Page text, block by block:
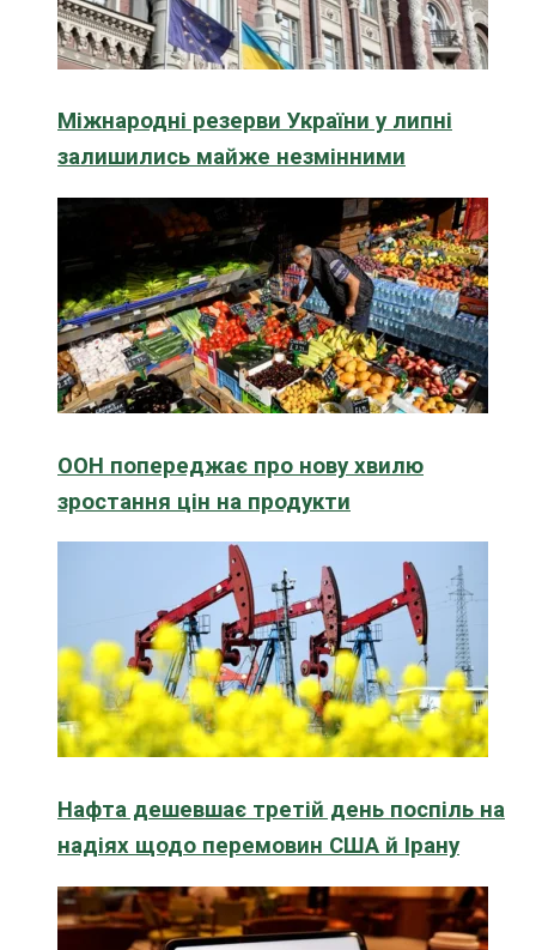
Міжнародні резерви України у липні
залишились майже незмінними
ООН попереджає про нову хвилю
зростання цін на продукти
Нафта дешевшає третій день поспіль на
надіях щодо перемовин США й Ірану